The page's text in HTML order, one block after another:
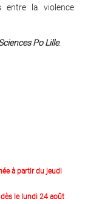
entre la violence
Po Lille.
à partir du jeudi
le lundi 24 août